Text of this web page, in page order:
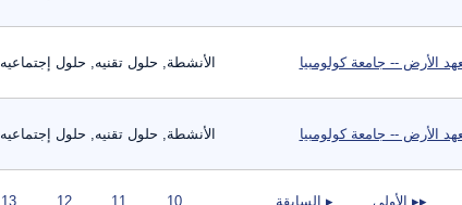
الأرض -- جامعة كولومبيا الأنشطة, حلول تقنيه, حلول إجتماعيه
الأرض -- جامعة كولومبيا الأنشطة, حلول تقنيه, حلول إجتماعيه
▸▸ الأولى ▸ السابقة 10
11
12
13